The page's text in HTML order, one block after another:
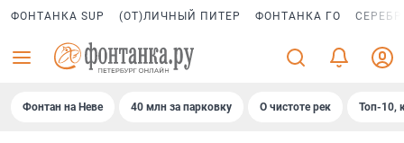
ФОНТАНКА SUP (ОТ)ЛИЧНЫЙ ПИТЕР ФОНТАНКА ГО
Фонтан на Неве 40 млн за парковку О чистоте рек Топ-10,